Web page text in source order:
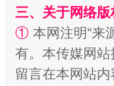
三、关于网络版
① 本网注明“来
有。本传媒网
留言在本网站